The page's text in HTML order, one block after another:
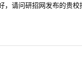
请问研招网发布的贵校